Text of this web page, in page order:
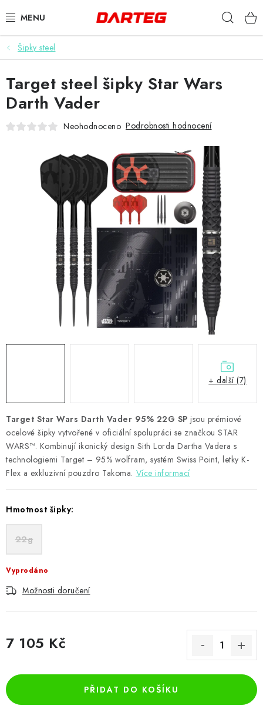
na
ŠIPKY
TERČE
DOPLŇKY K TERČI
NÁSADKY
PŘÍSLUŠENSTVÍ
HRÁČI ŠIPEK
Kontakty Hodnocení obchodu
Šipky steel
Target Star Wars Darth Vader 95% 22G SP jsou prémiové
ocelové šipky vytvořené v oficiální spolupráci se značkou STAR
WARS™. Kombinují ikonický design Sith Lorda Dartha Vadera s
technologiemi Target – 95% wolfram, systém Swiss Point, letky K-
Flex a exkluzivní pouzdro Takoma. Více informací
Hmotnost šipky:
22g
Vyprodáno
Možnosti doručení
7 105 Kč
PŘIDAT DO KOŠÍKU
Target steel šipky Star Wars
Darth Vader
Neohodnoceno Podrobnosti hodnocení
+ další (7)